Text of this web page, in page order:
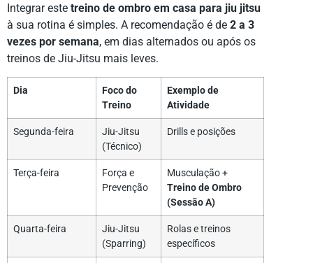
Integrar este treino de ombro em casa para jiu jitsu
à sua rotina é simples. A recomendação é de 2 a 3
vezes por semana, em dias alternados ou após os
treinos de Jiu-Jitsu mais leves.
Dia
Foco do
Treino
Exemplo de
Atividade
Segunda-feira
Jiu-Jitsu
(Técnico)
Drills e posições
Terça-feira
Força e
Prevenção
Musculação +
Treino de Ombro
(Sessão A)
Quarta-feira
Jiu-Jitsu
(Sparring)
Rolas e treinos
específicos